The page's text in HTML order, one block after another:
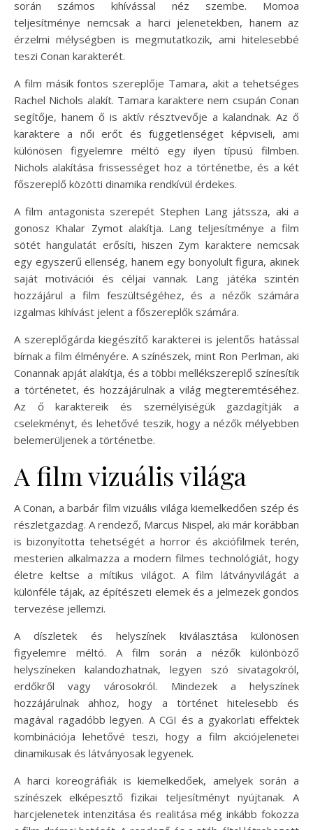
során számos kihívással néz szembe. Momoa
teljesítménye nemcsak a harci jelenetekben, hanem az
érzelmi mélységben is megmutatkozik, ami hitelesebbé
teszi Conan karakterét.
A film másik fontos szereplője Tamara, akit a tehetséges
Rachel Nichols alakít. Tamara karaktere nem csupán Conan
segítője, hanem ő is aktív résztvevője a kalandnak. Az ő
karaktere a női erőt és függetlenséget képviseli, ami
különösen figyelemre méltó egy ilyen típusú filmben.
Nichols alakítása frissességet hoz a történetbe, és a két
főszereplő közötti dinamika rendkívül érdekes.
A film antagonista szerepét Stephen Lang játssza, aki a
gonosz Khalar Zymot alakítja. Lang teljesítménye a film
sötét hangulatát erősíti, hiszen Zym karaktere nemcsak
egy egyszerű ellenség, hanem egy bonyolult figura, akinek
saját motivációi és céljai vannak. Lang játéka szintén
hozzájárul a film feszültségéhez, és a nézők számára
izgalmas kihívást jelent a főszereplők számára.
A szereplőgárda kiegészítő karakterei is jelentős hatással
bírnak a film élményére. A színészek, mint Ron Perlman, aki
Conannak apját alakítja, és a többi mellékszereplő színesítik
a történetet, és hozzájárulnak a világ megteremtéséhez.
Az ő karaktereik és személyiségük gazdagítják a
cselekményt, és lehetővé teszik, hogy a nézők mélyebben
belemerüljenek a történetbe.
A film vizuális világa
A Conan, a barbár film vizuális világa kiemelkedően szép és
részletgazdag. A rendező, Marcus Nispel, aki már korábban
is bizonyította tehetségét a horror és akciófilmek terén,
mesterien alkalmazza a modern filmes technológiát, hogy
életre keltse a mítikus világot. A film látványvilágát a
különféle tájak, az építészeti elemek és a jelmezek gondos
tervezése jellemzi.
A díszletek és helyszínek kiválasztása különösen
figyelemre méltó. A film során a nézők különböző
helyszíneken kalandozhatnak, legyen szó sivatagokról,
erdőkről vagy városokról. Mindezek a helyszínek
hozzájárulnak ahhoz, hogy a történet hitelesebb és
magával ragadóbb legyen. A CGI és a gyakorlati effektek
kombinációja lehetővé teszi, hogy a film akciójelenetei
dinamikusak és látványosak legyenek.
A harci koreográfiák is kiemelkedőek, amelyek során a
színészek elképesztő fizikai teljesítményt nyújtanak. A
harcjelenetek intenzitása és realitása még inkább fokozza